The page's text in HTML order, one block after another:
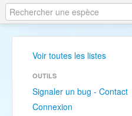
Voir toutes les listes
OUTILS
Signaler un bug - Contact
Connexion